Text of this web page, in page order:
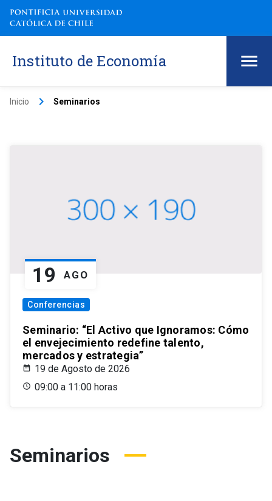
Instituto de Economía
Inicio keyboard_arrow_right Seminarios
19 AGO
Conferencias
Seminario: “El Activo que Ignoramos: Cómo
el envejecimiento redefine talento,
mercados y estrategia”
19 de Agosto de 2026
09:00 a 11:00 horas
Seminarios